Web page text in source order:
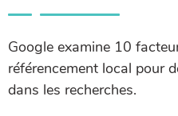
Google examine 10
référencement local pour
dans les recherches.